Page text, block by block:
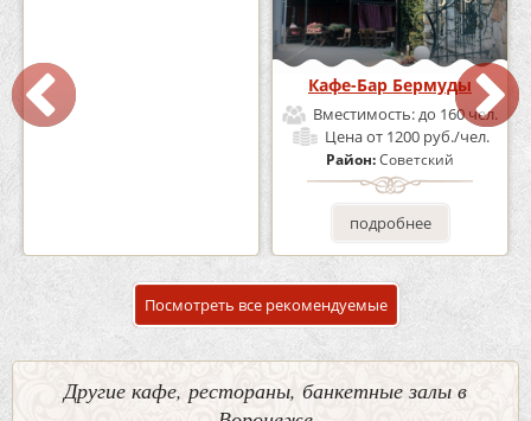
Кафе «Шишка»
Вместимость:
Кафе-Бар Бермуды
Вместимость:до 160 чел.
Ценаот 1200 руб./чел.
Район:Советский
подробнее
Посмотреть все рекомендуемые
Другие кафе, рестораны, банкетные залы в